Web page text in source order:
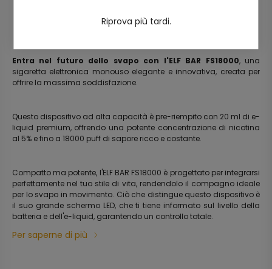
Riprova più tardi.
Entra nel futuro dello svapo con l'ELF BAR FS18000, una
sigaretta elettronica monouso elegante e innovativa, creata per
offrire la massima soddisfazione.
Questo dispositivo ad alta capacità è pre-riempito con 20 ml di e-
liquid premium, offrendo una potente concentrazione di nicotina
al 5% e fino a 18000 puff di sapore ricco e costante.
Compatto ma potente, l'ELF BAR FS18000 è progettato per integrarsi
perfettamente nel tuo stile di vita, rendendolo il compagno ideale
per lo svapo in movimento. Ciò che distingue questo dispositivo è
il suo grande schermo LED, che ti tiene informato sul livello della
batteria e dell'e-liquid, garantendo un controllo totale.
Per saperne di più